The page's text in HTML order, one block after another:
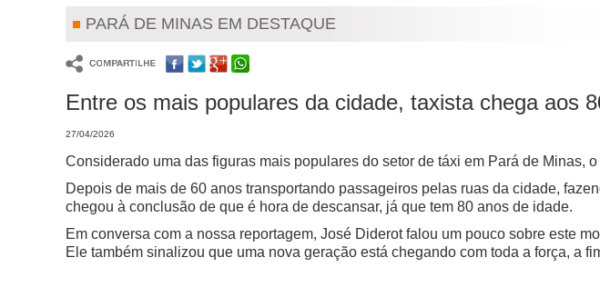
PARÁ DE MINAS EM DESTAQUE
Entre os mais populares da cidade, taxista chega aos
27/04/2026
Considerado uma das figuras mais populares do setor de táxi em Pará de Minas,
Depois de mais de 60 anos transportando passageiros pelas ruas da cidade,
chegou à conclusão de que é hora de descansar, já que tem 80 anos de idade.
Em conversa com a nossa reportagem, José Diderot falou um pouco sobre este
Ele também sinalizou que uma nova geração está chegando com toda a força, a